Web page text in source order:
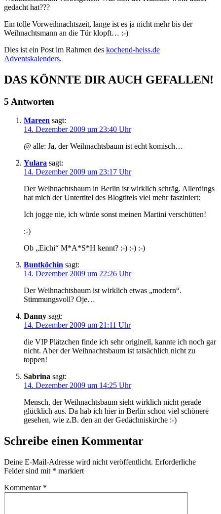
gedacht hat???
Ein tolle Vorweihnachtszeit, lange ist es ja nicht mehr bis der
Weihnachtsmann an die Tür klopft… :-)
Dies ist ein Post im Rahmen des kochend-heiss.de
Adventskalenders.
DAS KÖNNTE DIR AUCH GEFALLEN!
5 Antworten
Mareen sagt:
14. Dezember 2009 um 23:40 Uhr
@ alle: Ja, der Weihnachtsbaum ist echt komisch…
Yulara sagt:
14. Dezember 2009 um 23:17 Uhr
Der Weihnachtsbaum in Berlin ist wirklich schräg. Allerdings
hat mich der Untertitel des Blogtitels viel mehr fasziniert:
Ich jogge nie, ich würde sonst meinen Martini verschütten!
:-)
Ob „Eichi“ M*A*S*H kennt? :-) :-) :-)
Buntköchin sagt:
14. Dezember 2009 um 22:26 Uhr
Der Weihnachtsbaum ist wirklich etwas „modern“.
Stimmungsvoll? Oje…
Danny sagt:
14. Dezember 2009 um 21:11 Uhr
die VIP Plätzchen finde ich sehr originell, kannte ich noch gar
nicht. Aber der Weihnachtsbaum ist tatsächlich nicht zu
toppen!
Sabrina sagt:
14. Dezember 2009 um 14:25 Uhr
Mensch, der Weihnachtsbaum sieht wirklich nicht gerade
glücklich aus. Da hab ich hier in Berlin schon viel schönere
gesehen, wie z.B. den an der Gedächniskirche :-)
Schreibe einen Kommentar
Deine E-Mail-Adresse wird nicht veröffentlicht. Erforderliche
Felder sind mit * markiert
Kommentar *